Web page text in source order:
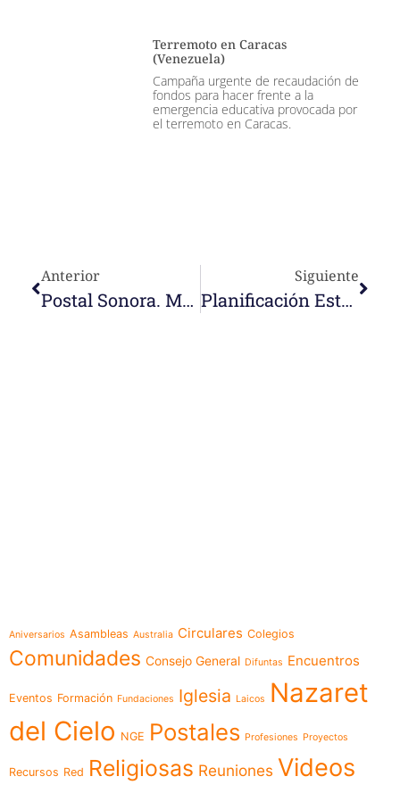
Terremoto en Caracas
(Venezuela)
Campaña urgente de recaudación de
fondos para hacer frente a la
emergencia educativa provocada por
el terremoto en Caracas.
Anterior
Postal Sonora. Marlina Aragua
Siguiente
Planificación Estratégica Discernida Con Toda La Congregación
Aniversarios Asambleas Australia Circulares Colegios
Comunidades Consejo General Difuntas Encuentros
Eventos Formación Fundaciones Iglesia Laicos
Nazaret
del Cielo NGE Postales Profesiones Proyectos
Recursos Red Religiosas Reuniones Videos